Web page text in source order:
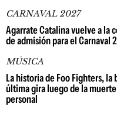
CARNAVAL 2027
Agarrate Catalina vuelve a la
de admisión para el Carnaval
MÚSICA
La historia de Foo Fighters, la
última gira luego de la
personal